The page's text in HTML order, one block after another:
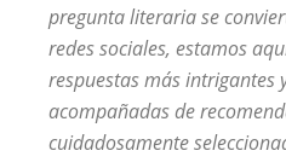
pregunta literaria se
redes sociales, estamos
respuestas más intrigantes
acompañadas de
cuidadosamente